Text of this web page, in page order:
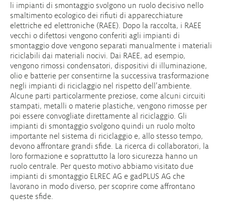
li impianti di smontaggio svolgono un ruolo decisivo nello
smaltimento ecologico dei rifiuti di apparecchiature
elettriche ed elettroniche (RAEE). Dopo la raccolta, i RAEE
vecchi o difettosi vengono conferiti agli impianti di
smontaggio dove vengono separati manualmente i materiali
riciclabili dai materiali nocivi. Dai RAEE, ad esempio,
vengono rimossi condensatori, dispositivi di illuminazione,
olio e batterie per consentirne la successiva trasformazione
negli impianti di riciclaggio nel rispetto dell’ambiente.
Alcune parti particolarmente preziose, come alcuni circuiti
stampati, metalli o materie plastiche, vengono rimosse per
poi essere convogliate direttamente al riciclaggio. Gli
impianti di smontaggio svolgono quindi un ruolo molto
importante nel sistema di riciclaggio e, allo stesso tempo,
devono affrontare grandi sfide. La ricerca di collaboratori, la
loro formazione e soprattutto la loro sicurezza hanno un
ruolo centrale. Per questo motivo abbiamo visitato due
impianti di smontaggio ELREC AG e gadPLUS AG che
lavorano in modo diverso, per scoprire come affrontano
queste sfide.